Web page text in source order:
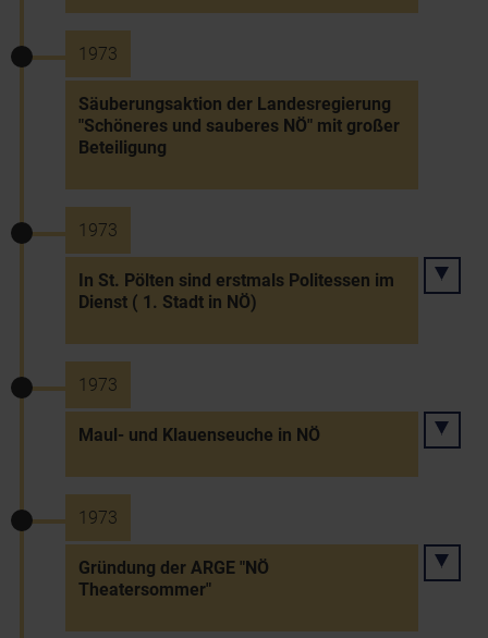
1973
Säuberungsaktion der Landesregierung
"Schöneres und sauberes NÖ" mit großer
Beteiligung
1973
In St. Pölten sind erstmals Politessen im
Dienst ( 1. Stadt in NÖ)
1973
Maul- und Klauenseuche in NÖ
1973
Gründung der ARGE "NÖ
Theatersommer"